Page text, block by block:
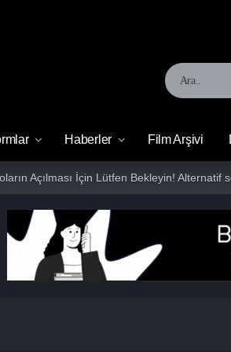
Haberler Film Arşivi
Açılması İçin Lütfen Bekleyin!